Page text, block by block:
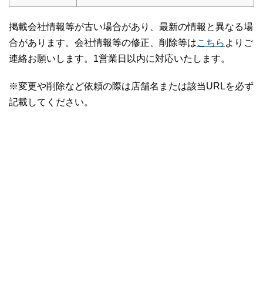
掲載会社情報等が古い場合があり、最新の情報と異なる場
合があります。会社情報等の修正、削除等はこちら よりご
連絡お願いします。1営業日以内に対応いたします。
※変更や削除など依頼の際は店舗名または該当URLを必ず
記載してください。